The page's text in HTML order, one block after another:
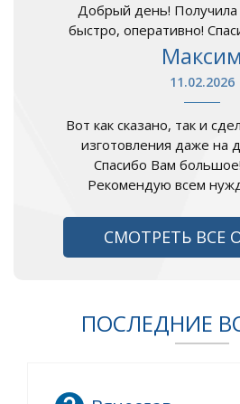
Добрый день! Получила
быстро, оперативно!
Максим
11.02.2026
Вот как сказано, так и
изготовления даже на
Спасибо Вам
Рекомендую всем
СМОТРЕТЬ ВСЕ
ПОСЛЕДНИЕ